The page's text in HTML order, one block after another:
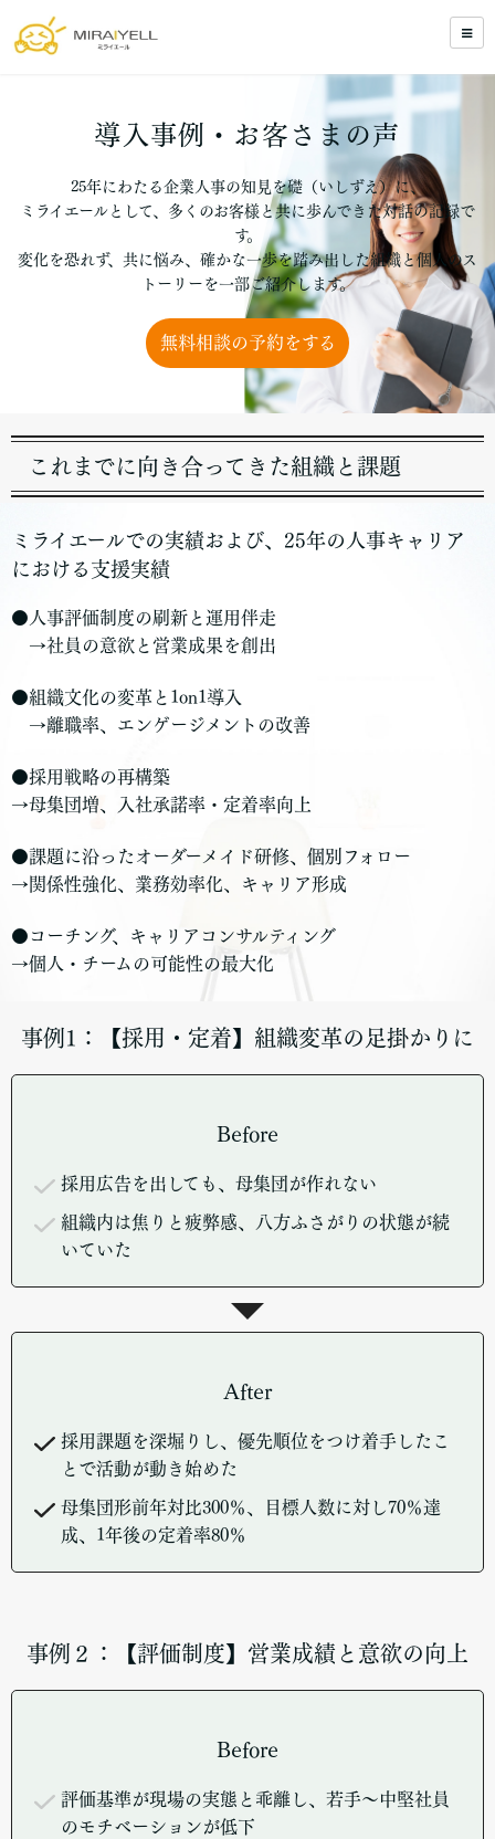
導入事例・お客さまの声
25年にわたる企業人事の知見を礎（いしずえ）に、
ミライエールとして、多くのお客様と共に歩んできた対話の記録で
す。
変化を恐れず、共に悩み、確かな一歩を踏み出した組織と個人のス
トーリーを一部ご紹介します。
無料相談の予約をする
これまでに向き合ってきた組織と課題
ミライエールでの実績および、25年の人事キャリア
における支援実績
●人事評価制度の刷新と運用伴走
→社員の意欲と営業成果を創出
●組織文化の変革と1on1導入
→離職率、エンゲージメントの改善
●採用戦略の再構築
→母集団増、入社承諾率・定着率向上
●課題に沿ったオーダーメイド研修、個別フォロー
→関係性強化、業務効率化、キャリア形成
●コーチング、キャリアコンサルティング
→個人・チームの可能性の最大化
事例1：【採用・定着】組織変革の足掛かりに
Before
採用広告を出しても、母集団が作れない
組織内は焦りと疲弊感、八方ふさがりの状態が続
いていた
After
採用課題を深堀りし、優先順位をつけ着手したこ
とで活動が動き始めた
母集団形前年対比300％、目標人数に対し70％達
成、1年後の定着率80％
事例２：【評価制度】営業成績と意欲の向上
Before
評価基準が現場の実態と乖離し、若手～中堅社員
のモチベーションが低下